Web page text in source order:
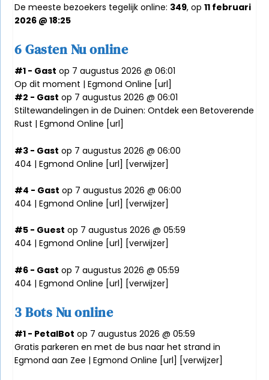
De meeste bezoekers tegelijk online: 349, op11 februari
2026 @ 18:25
6 Gasten Nu online
#1 - Gast op 7 augustus 2026 @ 06:01
Op dit moment | Egmond Online [url]
#2 - Gast op 7 augustus 2026 @ 06:01
Stiltewandelingen in de Duinen: Ontdek een Betoverende
Rust | Egmond Online [url]
#3 - Gast op 7 augustus 2026 @ 06:00
404 | Egmond Online [url] [verwijzer]
#4 - Gast op 7 augustus 2026 @ 06:00
404 | Egmond Online [url] [verwijzer]
#5 - Guest op 7 augustus 2026 @ 05:59
404 | Egmond Online [url] [verwijzer]
#6 - Gast op 7 augustus 2026 @ 05:59
404 | Egmond Online [url] [verwijzer]
3 Bots Nu online
#1 - PetalBot op 7 augustus 2026 @ 05:59
Gratis parkeren en met de bus naar het strand in
Egmond aan Zee | Egmond Online [url] [verwijzer]